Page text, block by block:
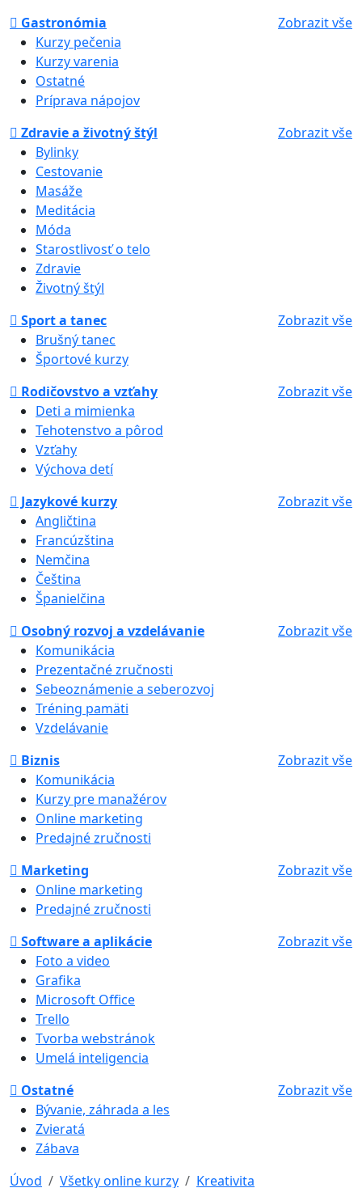
Gastronómia
Zobrazit vše
Kurzy pečenia
Kurzy varenia
Ostatné
Príprava nápojov
Zdravie a životný štýl
Zobrazit vše
Bylinky
Cestovanie
Masáže
Meditácia
Móda
Starostlivosť o telo
Zdravie
Životný štýl
Sport a tanec
Zobrazit vše
Brušný tanec
Športové kurzy
Rodičovstvo a vzťahy
Zobrazit vše
Deti a mimienka
Tehotenstvo a pôrod
Vzťahy
Výchova detí
Jazykové kurzy
Zobrazit vše
Angličtina
Francúzština
Nemčina
Čeština
Španielčina
Osobný rozvoj a vzdelávanie
Zobrazit vše
Komunikácia
Prezentačné zručnosti
Sebeoznámenie a seberozvoj
Tréning pamäti
Vzdelávanie
Biznis
Zobrazit vše
Komunikácia
Kurzy pre manažérov
Online marketing
Predajné zručnosti
Marketing
Zobrazit vše
Online marketing
Predajné zručnosti
Software a aplikácie
Zobrazit vše
Foto a video
Grafika
Microsoft Office
Trello
Tvorba webstránok
Umelá inteligencia
Ostatné
Zobrazit vše
Bývanie, záhrada a les
Zvieratá
Zábava
Úvod
Všetky online kurzy Kreativita